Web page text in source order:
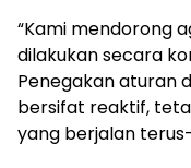
“Kami mendorong
dilakukan secara
Penegakan aturan
bersifat reaktif,
yang berjalan